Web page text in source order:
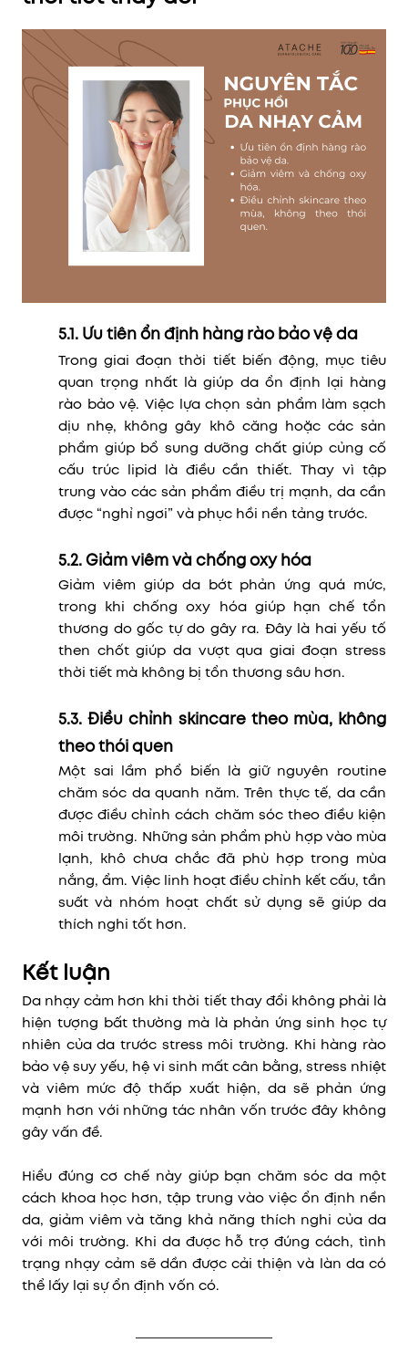
5.1. Ưu tiên ổn định hàng rào bảo vệ da
Trong giai đoạn thời tiết biến động, mục tiêu
quan trọng nhất là giúp da ổn định lại hàng
rào bảo vệ. Việc lựa chọn sản phẩm làm sạch
dịu nhẹ, không gây khô căng hoặc các sản
phẩm giúp bổ sung dưỡng chất giúp củng cố
cấu trúc lipid là điều cần thiết. Thay vì tập
trung vào các sản phẩm điều trị mạnh, da cần
được “nghỉ ngơi” và phục hồi nền tảng trước.
5.2. Giảm viêm và chống oxy hóa
Giảm viêm giúp da bớt phản ứng quá mức,
trong khi chống oxy hóa giúp hạn chế tổn
thương do gốc tự do gây ra. Đây là hai yếu tố
then chốt giúp da vượt qua giai đoạn stress
thời tiết mà không bị tổn thương sâu hơn.
5.3. Điều chỉnh skincare theo mùa, không
theo thói quen
Một sai lầm phổ biến là giữ nguyên routine
chăm sóc da quanh năm. Trên thực tế, da cần
được điều chỉnh cách chăm sóc theo điều kiện
môi trường. Những sản phẩm phù hợp vào mùa
lạnh, khô chưa chắc đã phù hợp trong mùa
nắng, ẩm. Việc linh hoạt điều chỉnh kết cấu, tần
suất và nhóm hoạt chất sử dụng sẽ giúp da
thích nghi tốt hơn.
Kết luận
Da nhạy cảm hơn khi thời tiết thay đổi không phải là
hiện tượng bất thường mà là phản ứng sinh học tự
nhiên của da trước stress môi trường. Khi hàng rào
bảo vệ suy yếu, hệ vi sinh mất cân bằng, stress nhiệt
và viêm mức độ thấp xuất hiện, da sẽ phản ứng
mạnh hơn với những tác nhân vốn trước đây không
gây vấn đề.
Hiểu đúng cơ chế này giúp bạn chăm sóc da một
cách khoa học hơn, tập trung vào việc ổn định nền
da, giảm viêm và tăng khả năng thích nghi của da
với môi trường. Khi da được hỗ trợ đúng cách, tình
trạng nhạy cảm sẽ dần được cải thiện và làn da có
thể lấy lại sự ổn định vốn có.